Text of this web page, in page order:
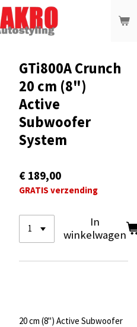
GTi800A Crunch
20 cm (8")
Active
Subwoofer
System
€ 189,00
GRATIS verzending
In
winkelwagen
20 cm (8") Active Subwoofer